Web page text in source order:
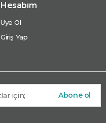
Hesabım
Üye Ol
Giriş Yap
Abone ol